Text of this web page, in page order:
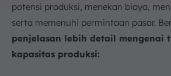
potensi produksi, menekan biaya,
serta memenuhi permintaan pasar.
penjelasan lebih detail mengenai
kapasitas produksi: